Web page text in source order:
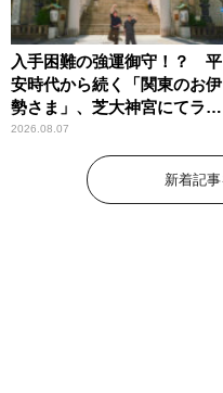
入手困難の強運御守！？ 平
安時代から続く「関東のお伊
勢さま」、芝大神宮にてラン
パンプスが合格祈願！
2026.08.07
新着記